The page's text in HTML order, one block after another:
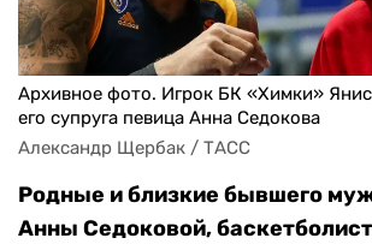
Архивное фото. Игрок БК «Химки»
его супруга певица Анна Седокова
Александр Щербак / ТАСС
Родные и близкие бывшего
Анны Седоковой,